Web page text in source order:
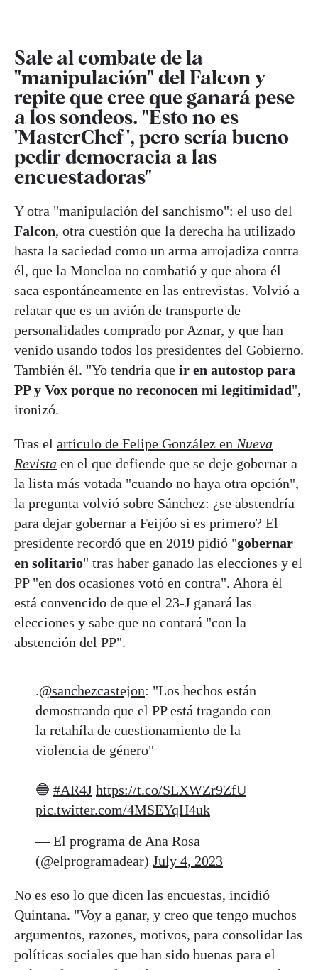
Sale al combate de la
"manipulación" del Falcon y
repite que cree que ganará pese
a los sondeos. "Esto no es
'MasterChef', pero sería bueno
pedir democracia a las
encuestadoras"
Y otra "manipulación del sanchismo": el uso del
Falcon, otra cuestión que la derecha ha utilizado
hasta la saciedad como un arma arrojadiza contra
él, que la Moncloa no combatió y que ahora él
saca espontáneamente en las entrevistas. Volvió a
relatar que es un avión de transporte de
personalidades comprado por Aznar, y que han
venido usando todos los presidentes del Gobierno.
También él. "Yo tendría que ir en autostop para
PP y Vox porque no reconocen mi legitimidad",
ironizó.
Tras el artículo de Felipe González en Nueva
Revista en el que defiende que se deje gobernar a
la lista más votada "cuando no haya otra opción",
la pregunta volvió sobre Sánchez: ¿se abstendría
para dejar gobernar a Feijóo si es primero? El
presidente recordó que en 2019 pidió "gobernar
en solitario" tras haber ganado las elecciones y el
PP "en dos ocasiones votó en contra". Ahora él
está convencido de que el 23-J ganará las
elecciones y sabe que no contará "con la
abstención del PP".
.@sanchezcastejon: "Los hechos están
demostrando que el PP está tragando con
la retahíla de cuestionamiento de la
violencia de género"
🔵 #AR4J https://t.co/SLXWZr9ZfU
pic.twitter.com/4MSEYqH4uk
— El programa de Ana Rosa
(@elprogramadear) July 4, 2023
No es eso lo que dicen las encuestas, incidió
Quintana. "Voy a ganar, y creo que tengo muchos
argumentos, razones, motivos, para consolidar las
políticas sociales que han sido buenas para el